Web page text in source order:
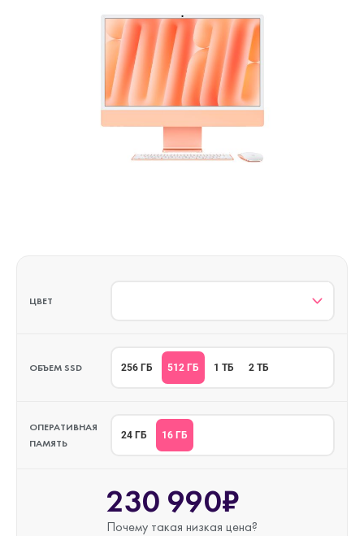
ЦВЕТ
ОБЪЕМ SSD 256 ГБ 512 ГБ 1 ТБ 2 ТБ
ОПЕРАТИВНАЯ
ПАМЯТЬ
24 ГБ 16 ГБ
230 990₽
Почему такая низкая цена?